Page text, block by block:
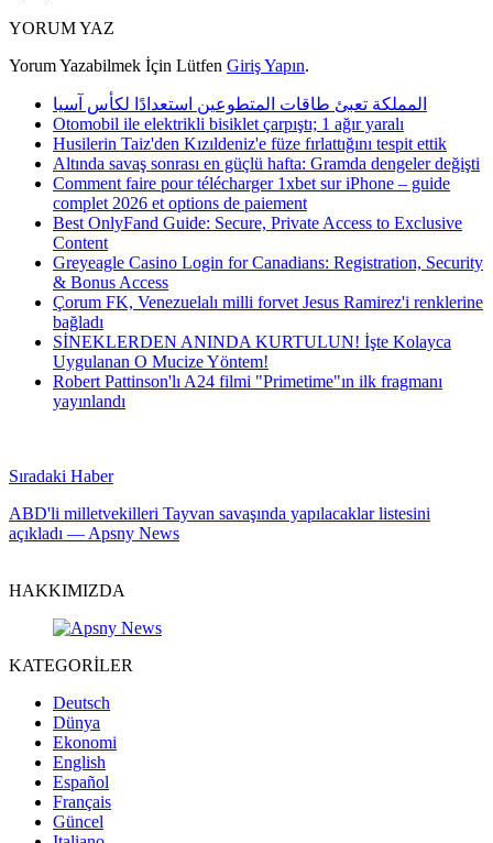
YORUM YAZ
Yorum Yazabilmek İçin Lütfen Giriş Yapın.
المملكة تعبئ طاقات المتطوعين استعدادًا لكأس آسيا
Otomobil ile elektrikli bisiklet çarpıştı; 1 ağır yaralı
Husilerin Taiz'den Kızıldeniz'e füze fırlattığını tespit ettik
Altında savaş sonrası en güçlü hafta: Gramda dengeler değişti
Comment faire pour télécharger 1xbet sur iPhone – guide
complet 2026 et options de paiement
Best OnlyFand Guide: Secure, Private Access to Exclusive
Content
Greyeagle Casino Login for Canadians: Registration, Security
& Bonus Access
Çorum FK, Venezuelalı milli forvet Jesus Ramirez'i renklerine
bağladı
SİNEKLERDEN ANINDA KURTULUN! İşte Kolayca
Uygulanan O Mucize Yöntem!
Robert Pattinson'lı A24 filmi "Primetime"ın ilk fragmanı
yayınlandı
Sıradaki Haber
ABD'li milletvekilleri Tayvan savaşında yapılacaklar listesini
açıkladı — Apsny News
HAKKIMIZDA
KATEGORİLER
Deutsch
Dünya
Ekonomi
English
Español
Français
Güncel